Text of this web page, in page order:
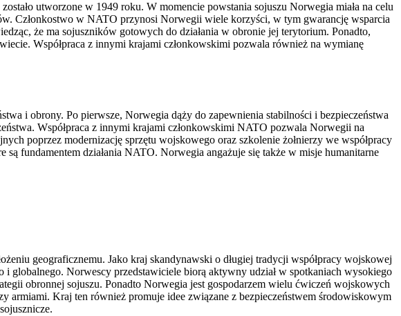
utworzone w 1949 roku. W momencie powstania sojuszu Norwegia miała na celu
Członkostwo w NATO przynosi Norwegii wiele korzyści, w tym gwarancję wsparcia
że ma sojuszników gotowych do działania w obronie jej terytorium. Ponadto,
Współpraca z innymi krajami członkowskimi pozwala również na wymianę
i obrony. Po pierwsze, Norwegia dąży do zapewnienia stabilności i bezpieczeństwa
Współpraca z innymi krajami członkowskimi NATO pozwala Norwegii na
poprzez modernizację sprzętu wojskowego oraz szkolenie żołnierzy we współpracy
fundamentem działania NATO. Norwegia angażuje się także w misje humanitarne
geograficznemu. Jako kraj skandynawski o długiej tradycji współpracy wojskowej
globalnego. Norwescy przedstawiciele biorą aktywny udział w spotkaniach wysokiego
obronnej sojuszu. Ponadto Norwegia jest gospodarzem wielu ćwiczeń wojskowych
armiami. Kraj ten również promuje idee związane z bezpieczeństwem środowiskowym